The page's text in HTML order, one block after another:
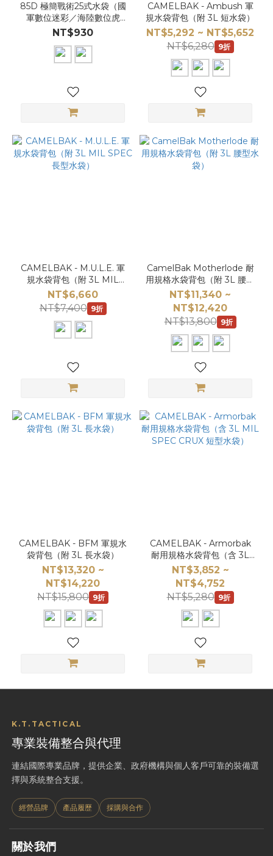
85D 極簡戰術25式水袋（國
軍數位迷彩／海陸數位虎
斑）
NT$930
CAMELBAK - Ambush 軍
規水袋背包（附 3L 短水袋）
NT$5,292 ~ NT$5,652
NT$6,280 9折
CAMELBAK - M.U.L.E. 軍
規水袋背包（附 3L MIL
SPEC 長型水袋）
NT$6,660
NT$7,400 9折
CamelBak Motherlode 耐
用規格水袋背包（附 3L 腰型
水袋）
NT$11,340 ~
NT$12,420
NT$13,800 9折
CAMELBAK - BFM 軍規水
袋背包（附 3L 長水袋）
NT$13,320 ~
NT$14,220
NT$15,800 9折
CAMELBAK - Armorbak
耐用規格水袋背包（含 3L
MIL SPEC CRUX 短型水
袋）
NT$3,852 ~
NT$4,752
NT$5,280 9折
K.T.TACTICAL
專業裝備整合與代理
連結國際專業品牌，提供企業、政府機構與個人客戶可靠的裝備選
擇與系統整合支援。
經營品牌 產品履歷 採購與合作
關於我們